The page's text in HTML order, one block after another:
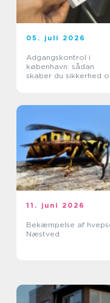
05. juli 2026
Adgangskontrol i
københavn: sådan
skaber du sikkerhed
11. juni 2026
Bekæmpelse af
Næstved